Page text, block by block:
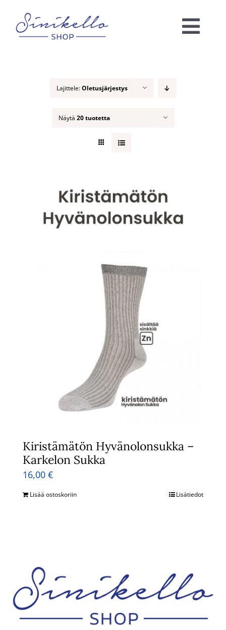
content
Lajittele:Oletusjärjestys
Näytä 20 tuotetta
Kiristämätön Hyvänolonsukka –
Karkelon Sukka
16,00 €
Lisää ostoskoriin Lisätiedot